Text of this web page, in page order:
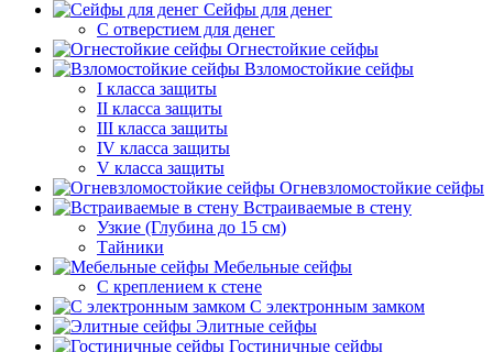
Сейфы для денег
С отверстием для денег
Огнестойкие сейфы
Взломостойкие сейфы
I класса защиты
II класса защиты
III класса защиты
IV класса защиты
V класса защиты
Огневзломостойкие сейфы
Встраиваемые в стену
Узкие (Глубина до 15 см)
Тайники
Мебельные сейфы
С креплением к стене
С электронным замком
Элитные сейфы
Гостиничные сейфы